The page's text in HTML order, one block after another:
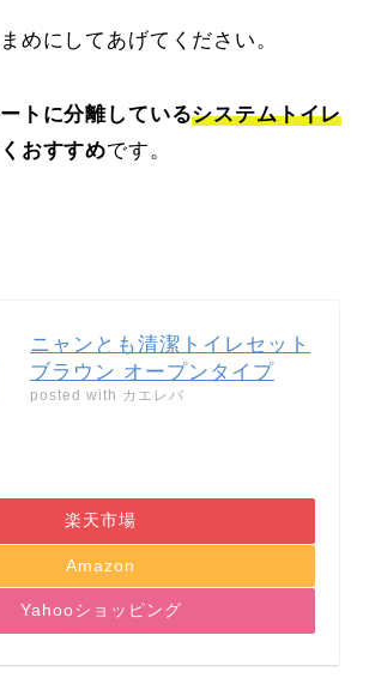
めにしてあげてください。
トに分離しているシステムトイレ
おすすめです。
ニャンとも清潔トイレセット
ブラウン オープンタイプ
posted with カエレバ
楽天市場
Amazon
Yahooショッピング